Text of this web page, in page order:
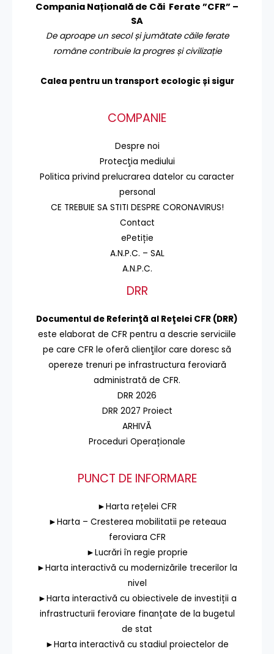
Compania Națională de Căi Ferate ”CFR” –
SA
De aproape un secol și jumătate căile ferate
române contribuie la progres și civilizație
Calea pentru un transport ecologic și sigur
COMPANIE
Despre noi
Protecţia mediului
Politica privind prelucrarea datelor cu caracter
personal
CE TREBUIE SA STITI DESPRE CORONAVIRUS!
Contact
ePetiție
A.N.P.C. – SAL
A.N.P.C.
DRR
Documentul de Referinţă al Reţelei CFR (DRR)
este elaborat de CFR pentru a descrie serviciile
pe care CFR le oferă clienţilor care doresc să
opereze trenuri pe infrastructura feroviară
administrată de CFR.
DRR 2026
DRR 2027 Proiect
ARHIVĂ
Proceduri Operaționale
PUNCT DE INFORMARE
►Harta rețelei CFR
►Harta – Cresterea mobilitatii pe reteaua
feroviara CFR
►Lucrări în regie proprie
►Harta interactivă cu modernizările trecerilor la
nivel
►Harta interactivă cu obiectivele de investiții a
infrastructurii feroviare finanțate de la bugetul
de stat
►Harta interactivă cu stadiul proiectelor de